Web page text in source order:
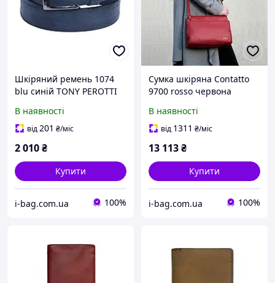
Шкіряний ремень 1074
blu синій TONY PEROTTI
В наявності
від201 ₴/міс
2 010₴
Купити
i-bag.com.ua 100%
Сумка шкіряна Contatto
9700 rosso червона
В наявності
від 1311 ₴/міс
13 113₴
Купити
i-bag.com.ua 100%